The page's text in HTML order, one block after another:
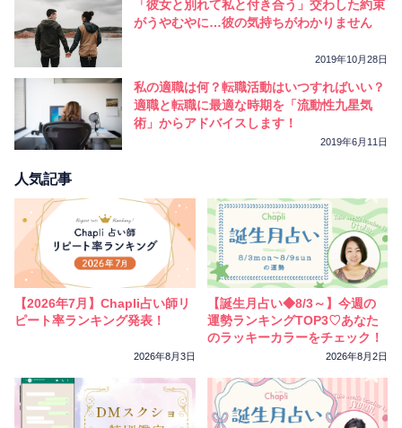
「彼女と別れて私と付き合う」交わした約束
がうやむやに…彼の気持ちがわかりません
2019年10月28日
私の適職は何？転職活動はいつすればいい？
適職と転職に最適な時期を「流動性九星気
術」からアドバイスします！
2019年6月11日
人気記事
【2026年7月】Chapli占い師リ
ピート率ランキング発表！
2026年8月3日
【誕生月占い◆8/3～】今週の
運勢ランキングTOP3♡あなた
のラッキーカラーをチェック！
2026年8月2日